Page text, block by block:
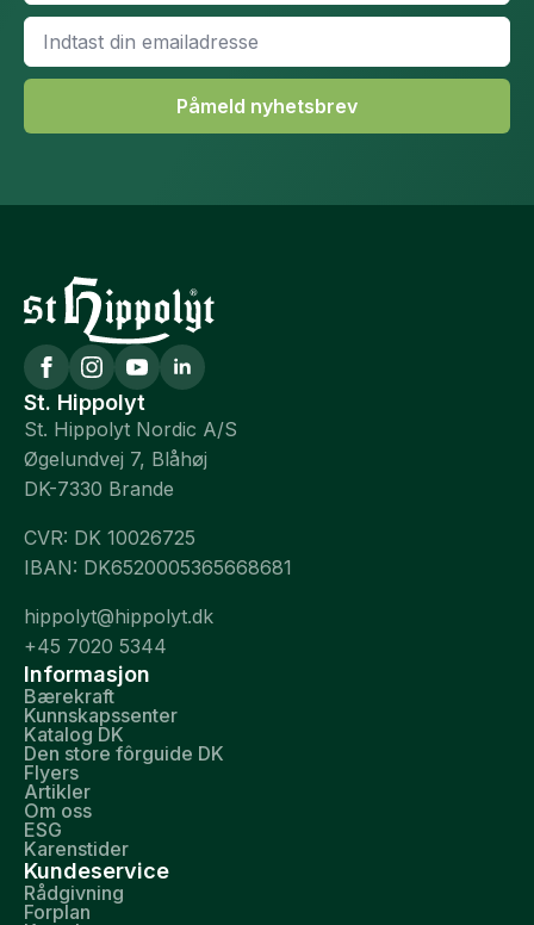
Email
Påmeld nyhetsbrev
St. Hippolyt
St. Hippolyt Nordic A/S
Øgelundvej 7, Blåhøj
DK-7330 Brande
CVR: DK 10026725
IBAN: DK6520005365668681
hippolyt@hippolyt.dk
+45 7020 5344
Informasjon
Bærekraft
Kunnskapssenter
Katalog DK
Den store fôrguide DK
Flyers
Artikler
Om oss
ESG
Karenstider
Kundeservice
Rådgivning
Forplan